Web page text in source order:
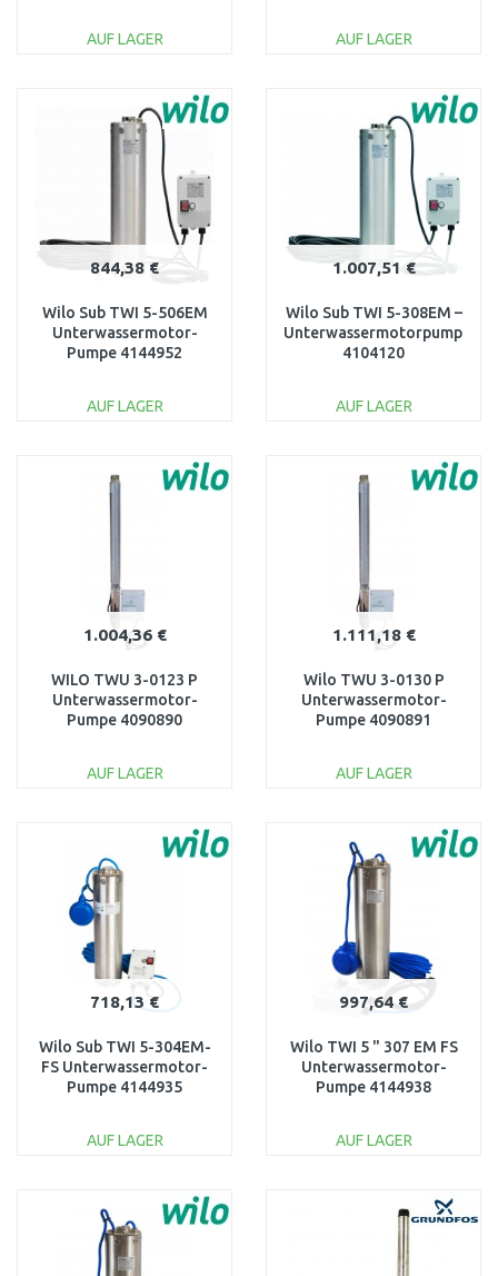
AUF LAGER
Vergleichen
AUF LAGER
Vergleichen
844,38 €
Wilo Sub TWI 5-506EM
Unterwassermotor-
Pumpe 4144952
AUF LAGER
Vergleichen
1.007,51 €
Wilo Sub TWI 5-308EM –
Unterwassermotorpumpe
4104120
AUF LAGER
Vergleichen
1.004,36 €
WILO TWU 3-0123 P
Unterwassermotor-
Pumpe 4090890
AUF LAGER
Vergleichen
1.111,18 €
Wilo TWU 3-0130 P
Unterwassermotor-
Pumpe 4090891
AUF LAGER
Vergleichen
718,13 €
Wilo Sub TWI 5-304EM-
FS Unterwassermotor-
Pumpe 4144935
AUF LAGER
Vergleichen
997,64 €
Wilo TWI 5 " 307 EM FS
Unterwassermotor-
Pumpe 4144938
AUF LAGER
Vergleichen